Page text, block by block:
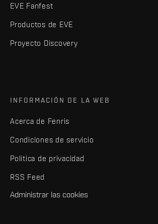
EVE Fanfest
Productos de EVE
Proyecto Discovery
INFORMACIÓN DE LA WEB
Acerca de Fenris
Condiciones de servicio
Política de privacidad
RSS Feed
Administrar las cookies